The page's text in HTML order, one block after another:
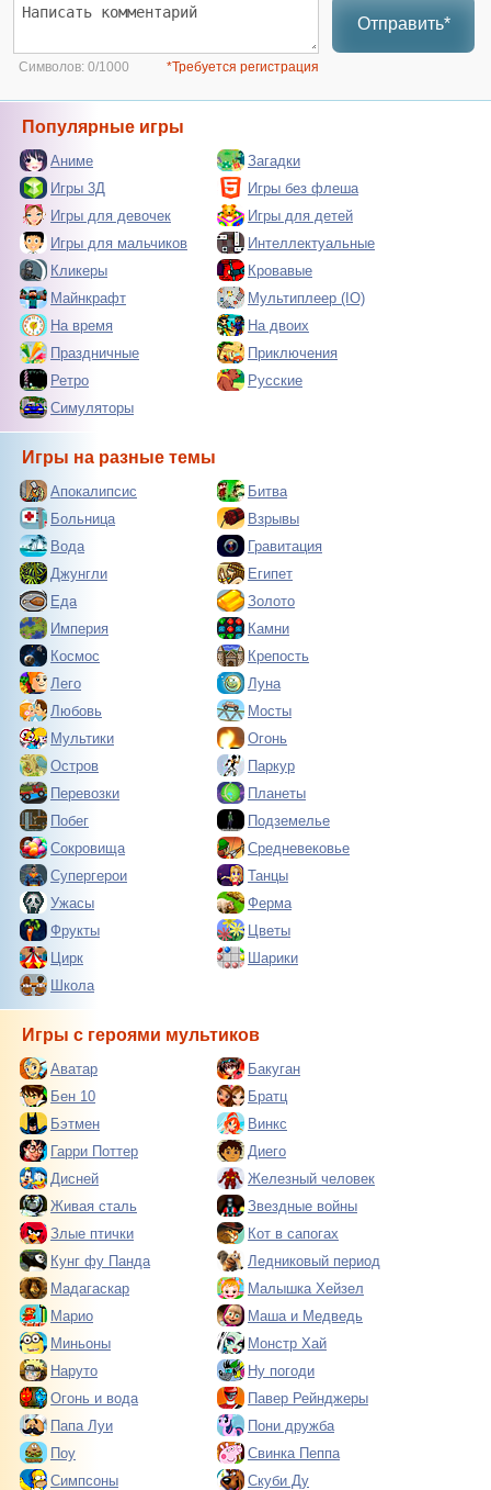
Отправить*
Символов: 0/1000 *Требуется регистрация
Популярные игры
Аниме
Загадки
Игры 3Д
Игры без флеша
Игры для девочек
Игры для детей
Игры для мальчиков
Интеллектуальные
Кликеры
Кровавые
Майнкрафт
Мультиплеер (IO)
На время
На двоих
Праздничные
Приключения
Ретро
Русские
Симуляторы
Игры на разные темы
Апокалипсис
Битва
Больница
Взрывы
Вода
Гравитация
Джунгли
Египет
Еда
Золото
Империя
Камни
Космос
Крепость
Лего
Луна
Любовь
Мосты
Мультики
Огонь
Остров
Паркур
Перевозки
Планеты
Побег
Подземелье
Сокровища
Средневековье
Супергерои
Танцы
Ужасы
Ферма
Фрукты
Цветы
Цирк
Шарики
Школа
Игры с героями мультиков
Аватар
Бакуган
Бен 10
Братц
Бэтмен
Винкс
Гарри Поттер
Диего
Дисней
Железный человек
Живая сталь
Звездные войны
Злые птички
Кот в сапогах
Кунг фу Панда
Ледниковый период
Мадагаскар
Малышка Хейзел
Марио
Маша и Медведь
Миньоны
Монстр Хай
Наруто
Ну погоди
Огонь и вода
Павер Рейнджеры
Папа Луи
Пони дружба
Поу
Свинка Пеппа
Симпсоны
Скуби Ду